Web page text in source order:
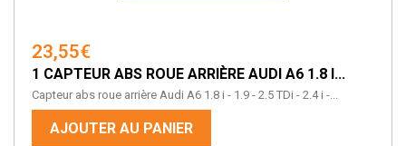
23,55€
1 CAPTEUR ABS ROUE ARRIÈRE AUDI A6 1.8 I...
Capteur abs roue arrière Audi A6 1.8 i - 1.9 - 2.5 TDi - 2.4 i -...
AJOUTER AU PANIER